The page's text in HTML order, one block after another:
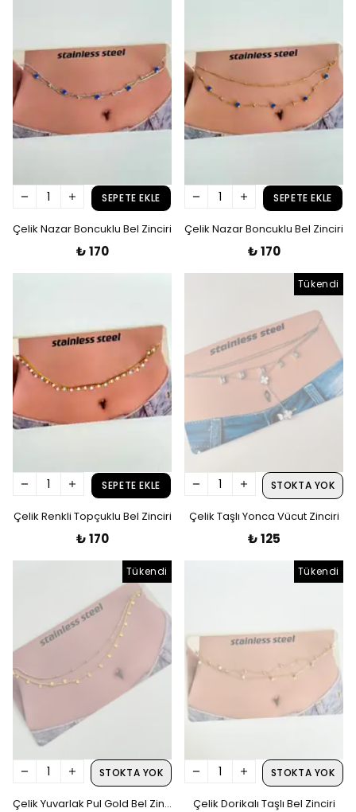
SEPETE EKLE
Çelik Nazar Boncuklu Bel Zinciri
₺ 170
SEPETE EKLE
Çelik Nazar Boncuklu Bel Zinciri
₺ 170
SEPETE EKLE
Çelik Renkli Topçuklu Bel Zinciri
₺ 170
Tükendi
STOKTA YOK
Çelik Taşlı Yonca Vücut Zinciri
₺ 125
Tükendi
STOKTA YOK
Çelik Yuvarlak Pul Gold Bel Zinciri
Tükendi
STOKTA YOK
Çelik Dorikalı Taşlı Bel Zinciri